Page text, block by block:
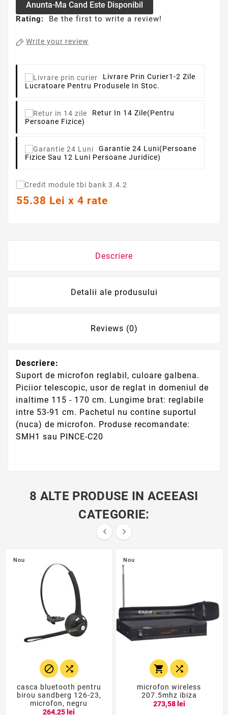
Anunta-Ma Cand Este Disponibil
Rating: Be the first to write a review!
Write your review
Livrare Prin Curier1-2 Zile
Lucratoare Pentru Produsele In Stoc.
Retur In 14 Zile(pentru
Persoane Fizice)
Garantie 24 Luni(persoane
Fizice Sau 12 Luni Persoane Juridice)
55.38 Lei x 4 rate
Descriere
Detalii ale produsului
Reviews (0)
Descriere:
Suport de microfon reglabil, culoare galbena.
Piciior telescopic, usor de reglat in domeniul de
inaltime 115 - 170 cm. Lungime brat: reglabile
intre 53-91 cm. Pachetul nu contine suportul
(nuca) de microfon. Produse recomandate:
SMH1 sau PINCE-C20
8 ALTE PRODUSE IN ACEEASI
CATEGORIE:
 
Nou
 
casca bluetooth pentru
birou sandberg 126-23,
microfon, negru
264,25 lei
Nou
 
microfon wireless
207.5mhz ibiza
273,58 lei